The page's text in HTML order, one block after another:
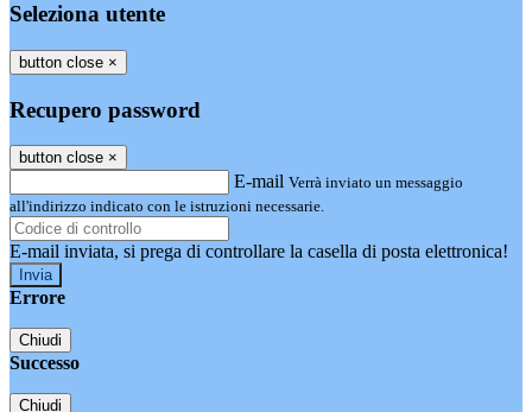
Seleziona utente
button close ×
Recupero password
button close ×
E-mail Verrà inviato un messaggio
all'indirizzo indicato con le istruzioni necessarie.
E-mail inviata, si prega di controllare la casella di posta elettronica!
Errore
Chiudi
Successo
Chiudi